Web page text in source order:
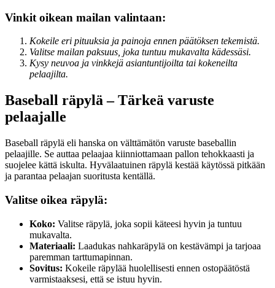
Vinkit oikean mailan valintaan:
Kokeile eri pituuksia ja painoja ennen päätöksen tekemistä.
Valitse mailan paksuus, joka tuntuu mukavalta kädessäsi.
Kysy neuvoa ja vinkkejä asiantuntijoilta tai kokeneilta
pelaajilta.
Baseball räpylä – Tärkeä varuste
pelaajalle
Baseball räpylä eli hanska on välttämätön varuste baseballin
pelaajille. Se auttaa pelaajaa kiinniottamaan pallon tehokkaasti ja
suojelee kättä iskulta. Hyvälaatuinen räpylä kestää käytössä pitkään
ja parantaa pelaajan suoritusta kentällä.
Valitse oikea räpylä:
Koko: Valitse räpylä, joka sopii käteesi hyvin ja tuntuu
mukavalta.
Materiaali: Laadukas nahkaräpylä on kestävämpi ja tarjoaa
paremman tarttumapinnan.
Sovitus: Kokeile räpylää huolellisesti ennen ostopäätöstä
varmistaaksesi, että se istuu hyvin.